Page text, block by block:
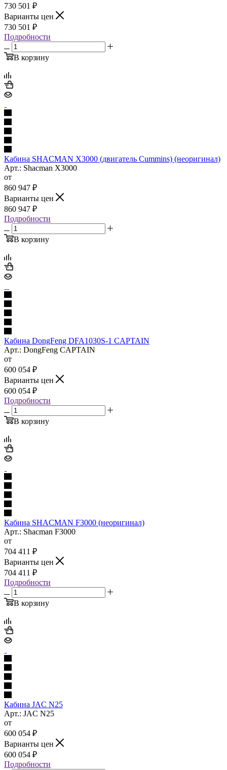
730 501 ₽
Варианты цен
730 501 ₽
Подробности
В корзину
Кабина SHACMAN X3000 (двигатель Cummins) (неоригинал)
Арт.: Shacman X3000
от
860 947 ₽
Варианты цен
860 947 ₽
Подробности
В корзину
Кабина DongFeng DFA1030S-1 CAPTAIN
Арт.: DongFeng CAPTAIN
от
600 054 ₽
Варианты цен
600 054 ₽
Подробности
В корзину
Кабина SHACMAN F3000 (неоригинал)
Арт.: Shacman F3000
от
704 411 ₽
Варианты цен
704 411 ₽
Подробности
В корзину
Кабина JAC N25
Арт.: JAC N25
от
600 054 ₽
Варианты цен
600 054 ₽
Подробности